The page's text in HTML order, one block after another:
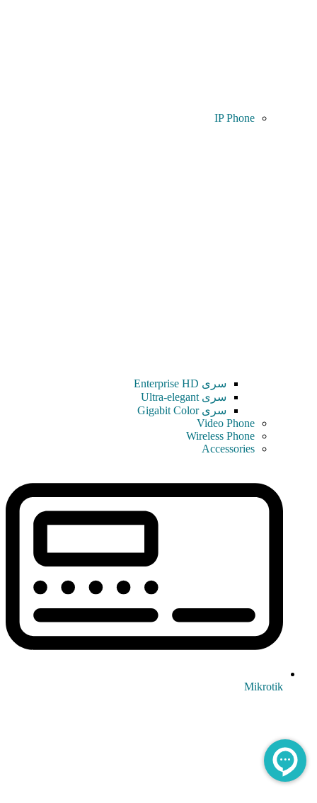
IP Phone
سری Enterprise HD
سری Ultra-elegant
سری Gigabit Color
Video Phone
Wireless Phone
Accessories
Mikrotik